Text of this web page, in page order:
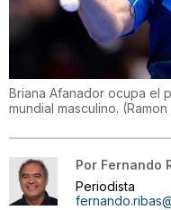
Briana Afanador ocupa el
mundial masculino. (
Por Fernando
Periodista